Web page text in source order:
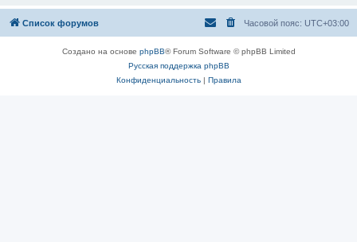
Список форумов Часовой пояс: UTC+03:00
Создано на основе phpBB® Forum Software © phpBB Limited
Русская поддержка phpBB
Конфиденциальность| Правила